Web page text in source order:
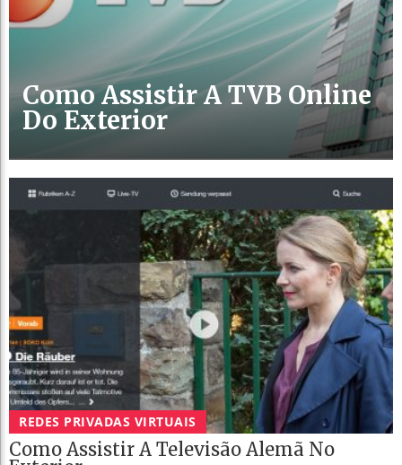
Como Assistir A TVB Online
Do Exterior
REDES PRIVADAS VIRTUAIS
Como Assistir A Televisão Alemã No